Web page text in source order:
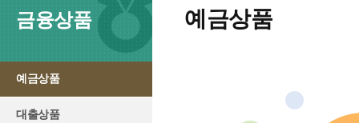
금융상품
예금상품
대출상품
예금상품